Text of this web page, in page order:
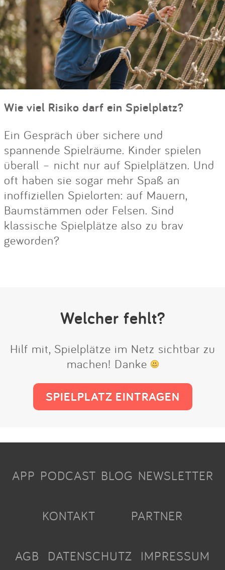
Wie viel Risiko darf ein Spielplatz?
Ein Gespräch über sichere und
spannende Spielräume. Kinder spielen
überall – nicht nur auf Spielplätzen. Und
oft haben sie sogar mehr Spaß an
inoffiziellen Spielorten: auf Mauern,
Baumstämmen oder Felsen. Sind
klassische Spielplätze also zu brav
geworden?
Welcher fehlt?
Hilf mit, Spielplätze im Netz sichtbar zu
machen! Danke
SPIELPLATZ EINTRAGEN
APP PODCAST BLOG NEWSLETTER
KONTAKT PARTNER
AGB DATENSCHUTZ IMPRESSUM